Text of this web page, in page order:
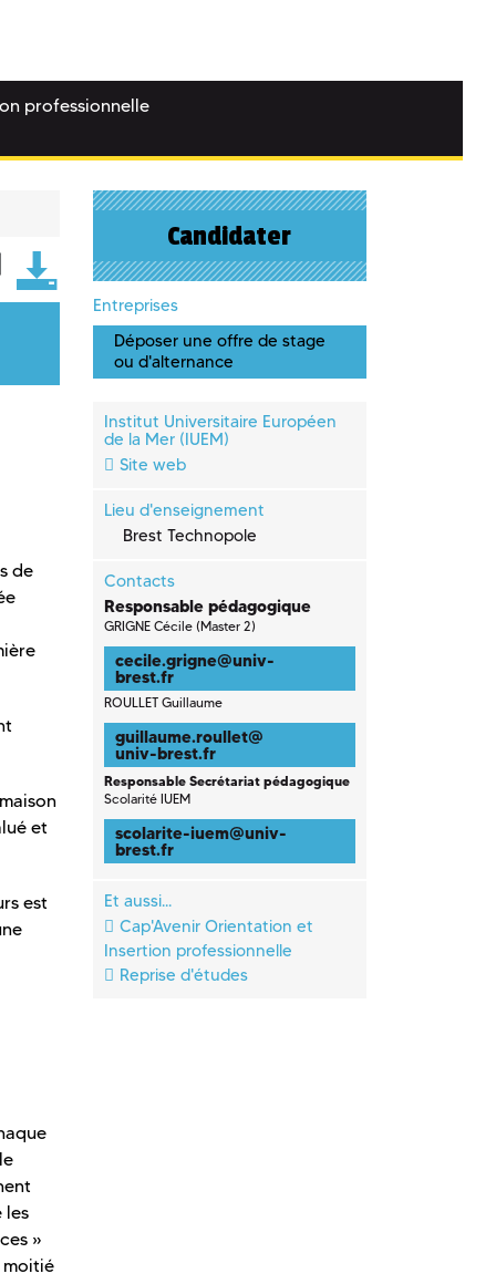
professionnelle
de
et
est
les
»
moitié
Candidater
Entreprises
Déposer une offre de stage
ou d'alternance
Institut Universitaire Européen
de la Mer (IUEM)
Site web
Lieu d'enseignement
Brest Technopole
Contacts
Responsable pédagogique
GRIGNE Cécile (Master 2)
cecile.grigne@univ-
brest.fr
ROULLET Guillaume
guillaume.roullet@
univ-brest.fr
Responsable Secrétariat pédagogique
Scolarité IUEM
scolarite-iuem@univ-
brest.fr
Et aussi...
Cap'Avenir Orientation et
Insertion professionnelle
Reprise d'études